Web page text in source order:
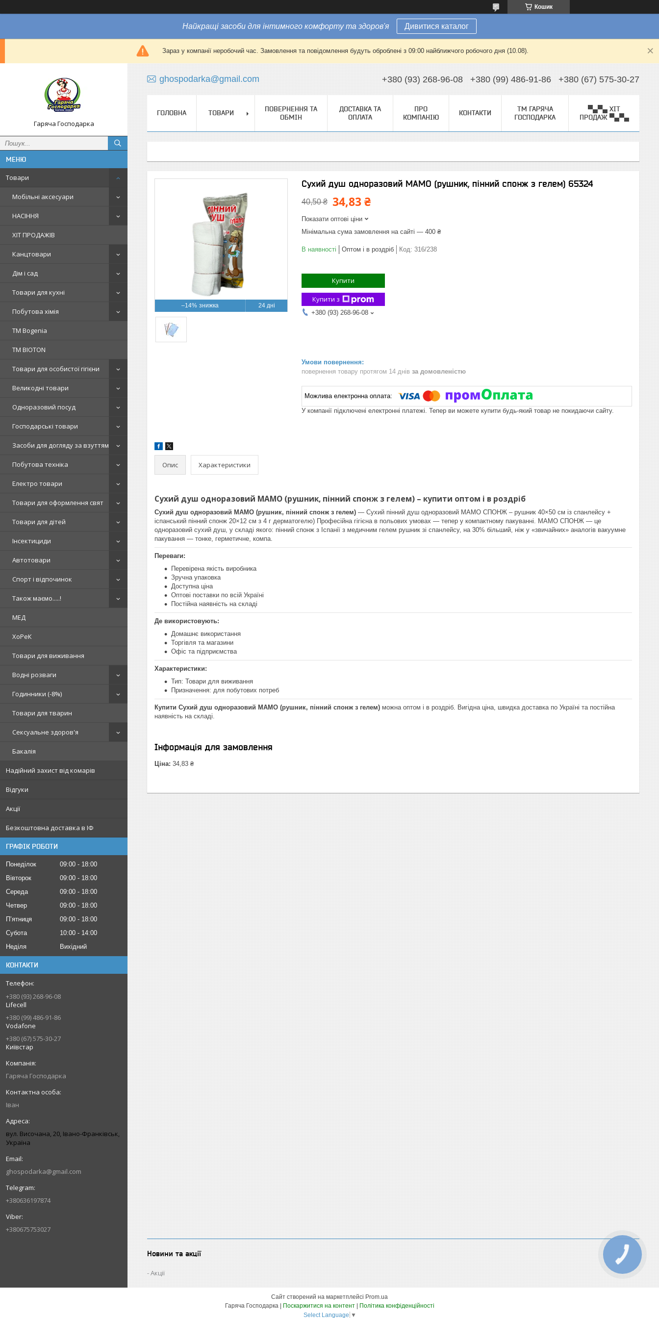
Кошик
Найкращі засоби для інтимного комфорту та здоров'я Дивитися каталог
Зараз у компанії неробочий час. Замовлення та повідомлення будуть оброблені з 09:00 найближчого робочого дня (10.08).
Гаряча Господарка
Товари
Мобільні аксесуари
НАСІННЯ
ХІТ ПРОДАЖІВ
Канцтовари
Дім і сад
Товари для кухні
Побутова хімія
ТМ Bogenia
ТМ BIOTON
Товари для особистої гігієни
Великодні товари
Одноразовий посуд
Господарські товари
Засоби для догляду за взуттям
Побутова техніка
Електро товари
Товари для оформлення свят
Товари для дітей
Інсектициди
Автотовари
Спорт і відпочинок
Також маємо.....!
МЕД
ХоРеК
Товари для виживання
Водні розваги
Годинники (-8%)
Товари для тварин
Сексуальне здоров'я
Бакалія
Надійний захист від комарів
Відгуки
Акції
Безкоштовна доставка в ІФ
ГРАФІК РОБОТИ
Понеділок 09:00
18:00
Вівторок
09:00
18:00
Середа
09:00
18:00
Четвер
09:00
18:00
Пʼятниця
09:00
18:00
Субота
10:00
14:00
Неділя
Вихідний
КОНТАКТИ
+380 (93) 268-96-08
Lifecell
+380 (99) 486-91-86
Vodafone
+380 (67) 575-30-27
Київстар
Гаряча Господарка
Іван
вул. Височана, 20, Івано-Франківськ,
Україна
ghospodarka@gmail.com
+380636197874
+380675753027
ghospodarka@gmail.com +380 (93) 268-96-08 +380 (99) 486-91-86 +380 (67) 575-30-27
ГОЛОВНА ТОВАРИ
ПОВЕРНЕННЯ ТА
ОБМІН
ДОСТАВКА ТА
ОПЛАТА
ПРО
КОМПАНІЮ
КОНТАКТИ
ТМ ГАРЯЧА
ГОСПОДАРКА
▀▄▀▄ ХІТ
ПРОДАЖ ▀▄▀▄
–14% 24 дні
Сухий душ одноразовий МАМО (рушник, пінний спонж з гелем) 65324
40,50 ₴ 34,83 ₴
Показати оптові ціни
Мінімальна сума замовлення на сайті — 400 ₴
В наявності Оптом і в роздріб Код: 316/238
Купити
Купити з
+380 (93) 268-96-08
повернення товару протягом 14 днів за домовленістю
У компанії підключені електронні платежі. Тепер ви можете купити будь-який товар не покидаючи сайту.
Опис Характеристики
Сухий душ одноразовий МАМО (рушник, пінний спонж з гелем) – купити оптом і в роздріб
Сухий душ одноразовий МАМО (рушник, пінний спонж з гелем) — Сухий пінний душ одноразовий МАМО СПОНЖ – рушник 40×50 см із спанлейсу +
іспанський пінний спонж 20×12 см з 4 г дерматогелю) Професійна гігієна в польових умовах — тепер у компактному пакуванні. МАМО СПОНЖ — це
одноразовий сухий душ, у складі якого: пінний спонж з Іспанії з медичним гелем рушник зі спанлейсу, на 30% більший, ніж у «звичайних» аналогів вакуумне
пакування — тонке, герметичне, компа.
Переваги:
Перевірена якість виробника
Зручна упаковка
Доступна ціна
Оптові поставки по всій Україні
Постійна наявність на складі
Де використовують:
Домашнє використання
Торгівля та магазини
Офіс та підприємства
Характеристики:
Тип: Товари для виживання
Призначення: для побутових потреб
Купити Сухий душ одноразовий МАМО (рушник, пінний спонж з гелем) можна оптом і в роздріб. Вигідна ціна, швидка доставка по Україні та постійна
наявність на складі.
Інформація для замовлення
Ціна: 34,83 ₴
Новини та акції
Акції
Сайт створений на маркетплейсі Prom.ua
Поскаржитися на контент
Політика конфіденційності
Select Language ▼